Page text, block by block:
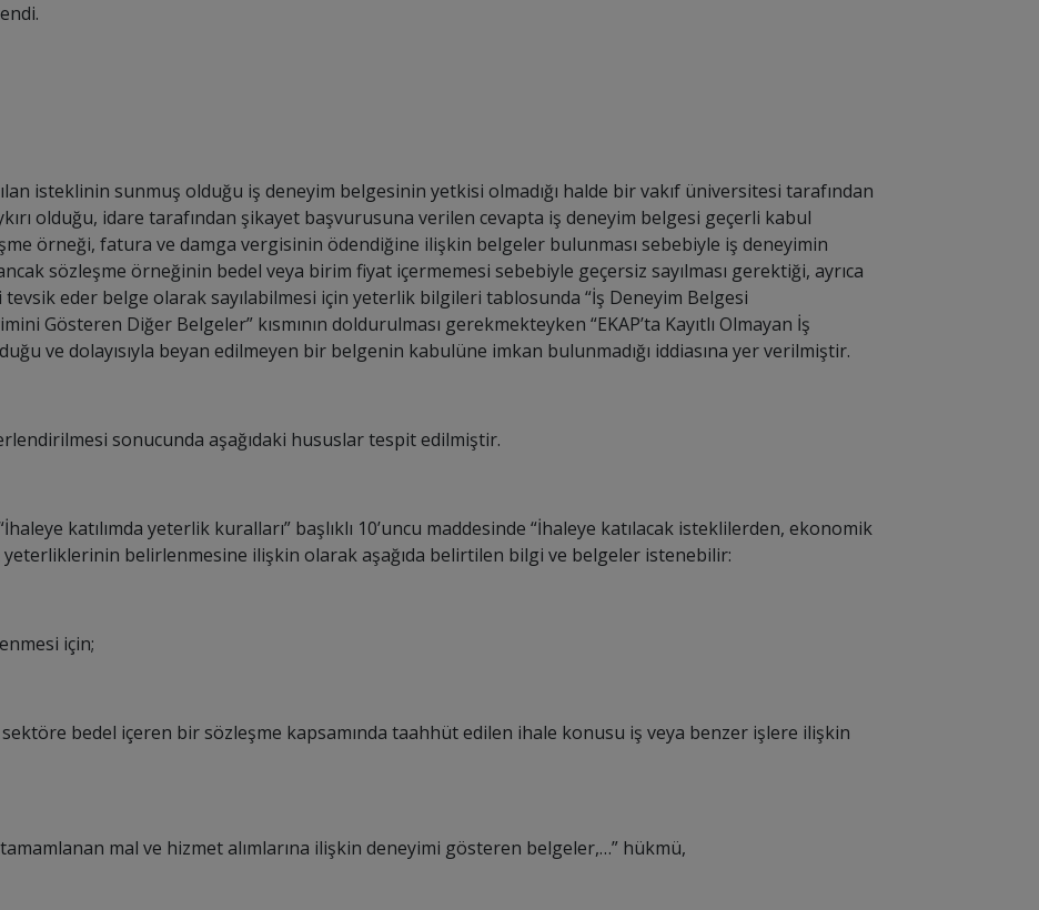
isteklinin sunmuş olduğu iş deneyim belgesinin yetkisi olmadığı halde bir vakıf üniversitesi tarafından
olduğu, idare tarafından şikayet başvurusuna verilen cevapta iş deneyim belgesi geçerli kabul
örneği, fatura ve damga vergisinin ödendiğine ilişkin belgeler bulunması sebebiyle iş deneyimin
sözleşme örneğinin bedel veya birim fiyat içermemesi sebebiyle geçersiz sayılması gerektiği, ayrıca
eder belge olarak sayılabilmesi için yeterlik bilgileri tablosunda “İş Deneyim Belgesi
Gösteren Diğer Belgeler” kısmının doldurulması gerekmekteyken “EKAP’ta Kayıtlı Olmayan İş
ve dolayısıyla beyan edilmeyen bir belgenin kabulüne imkan bulunmadığı iddiasına yer verilmiştir.
sonucunda aşağıdaki hususlar tespit edilmiştir.
katılımda yeterlik kuralları” başlıklı 10’uncu maddesinde “İhaleye katılacak isteklilerden, ekonomik
belirlenmesine ilişkin olarak aşağıda belirtilen bilgi ve belgeler istenebilir:
için;
bedel içeren bir sözleşme kapsamında taahhüt edilen ihale konusu iş veya benzer işlere ilişkin
mal ve hizmet alımlarına ilişkin deneyimi gösteren belgeler,…” hükmü,